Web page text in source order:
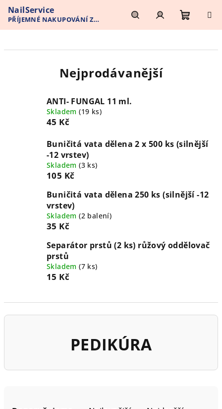
obsah
NailService
PŘÍJEMNÉ NAKUPOVÁNÍ Z
POHODLÍ VAŠEHO DOMOVA
HledatPřihlášení
Nejprodávanější
ANTI- FUNGAL 11 ml.
Skladem(19 ks)
45 Kč
Buničitá vata dělena 2 x 500 ks (silnější
-12 vrstev)
Skladem(3 ks)
105 Kč
Buničitá vata dělena 250 ks (silnější -12
vrstev)
Skladem(2 balení)
35 Kč
Separátor prstů (2 ks) růžový oddělovač
prstů
Skladem(7 ks)
15 Kč
PEDIKÚRA